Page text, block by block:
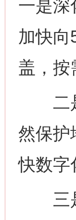
一是深
加快向
盖，按
二是
然保护
快数字
三是